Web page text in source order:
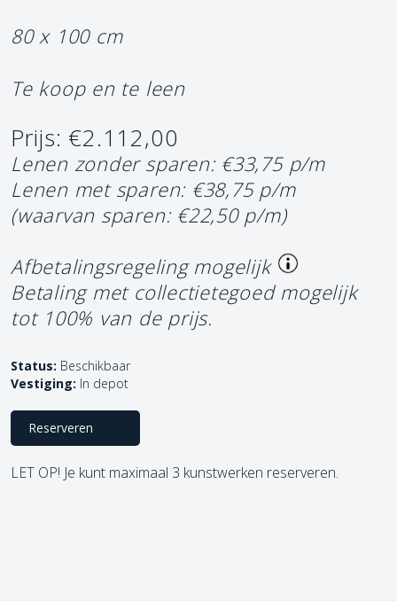
80 x 100 cm
Te koop en te leen
Prijs: €2.112,00
Lenen zonder sparen: €33,75 p/m
Lenen met sparen: €38,75 p/m
(waarvan sparen: €22,50 p/m)
Afbetalingsregeling mogelijk
Betaling met collectietegoed mogelijk
tot 100% van de prijs.
Status: Beschikbaar
Vestiging: In depot
Reserveren
LET OP! Je kunt maximaal 3 kunstwerken reserveren.